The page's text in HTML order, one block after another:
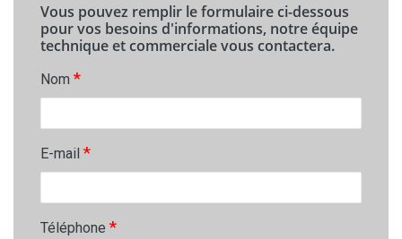
Vous pouvez remplir le formulaire ci-dessous
pour vos besoins d'informations, notre équipe
technique et commerciale vous contactera.
Nom *
E-mail *
Téléphone *